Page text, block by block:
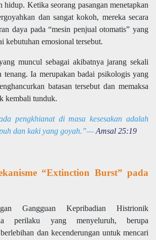
hidup. Ketika seorang pasangan menetapkan
dan sangat kokoh, mereka secara
daya pada “mesin penjual otomatis” yang
kebutuhan emosional tersebut.
muncul sebagai akibatnya jarang sekali
tenang. Ia merupakan badai psikologis yang
batasan tersebut dan memaksa
kembali tunduk.
pengkhianat di masa kesesakan adalah
dan kaki yang goyah.”—Amsal 25:19
“Extinction Burst” pada
Gangguan Kepribadian Histrionik
perilaku yang menyeluruh, berupa
dan kecenderungan untuk mencari